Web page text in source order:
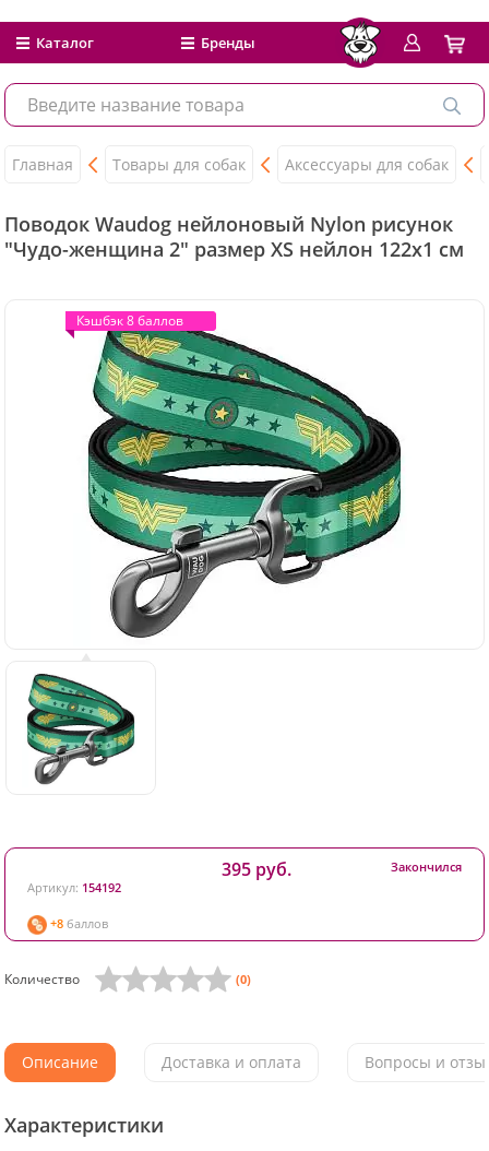
Каталог Бренды
Главная Товары для собак Аксессуары для собак
Поводок Waudog нейлоновый Nylon рисунок
"Чудо-женщина 2" размер XS нейлон 122x1 см
Кэшбэк 8 баллов
Кэшбэк 8 баллов
Артикул: 154192
+8 баллов
395 руб. Закончился
Количество (0)
Описание Доставка и оплата Вопросы и
Характеристики